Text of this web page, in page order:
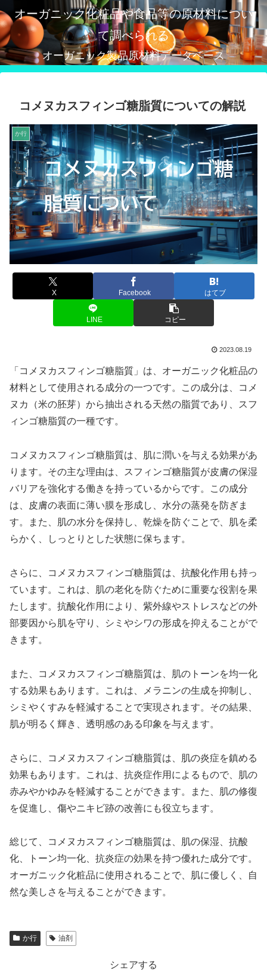
オーガニック化粧品や食品等の原材料につい
て調べられる
オーガニック製品原材料データベース
コメヌカスフィンゴ糖脂質についての解説
か行
X Facebook はてブ
LINE コピー
2023.08.19
「コメヌカスフィンゴ糖脂質」は、オーガニック化粧品の
材料として使用される成分の一つです。この成分は、コメ
ヌカ（米の胚芽）から抽出される天然の脂質であり、スフ
ィンゴ糖脂質の一種です。
コメヌカスフィンゴ糖脂質は、肌に潤いを与える効果があ
ります。その主な理由は、スフィンゴ糖脂質が皮膚の保湿
バリアを強化する働きを持っているからです。この成分
は、皮膚の表面に薄い膜を形成し、水分の蒸発を防ぎま
す。また、肌の水分を保持し、乾燥を防ぐことで、肌を柔
らかく、しっとりとした状態に保ちます。
さらに、コメヌカスフィンゴ糖脂質は、抗酸化作用も持っ
ています。これは、肌の老化を防ぐために重要な役割を果
たします。抗酸化作用により、紫外線やストレスなどの外
部要因から肌を守り、シミやシワの形成を抑えることがで
きます。
また、コメヌカスフィンゴ糖脂質は、肌のトーンを均一化
する効果もあります。これは、メラニンの生成を抑制し、
シミやくすみを軽減することで実現されます。その結果、
肌が明るく輝き、透明感のある印象を与えます。
さらに、コメヌカスフィンゴ糖脂質は、肌の炎症を鎮める
効果もあります。これは、抗炎症作用によるもので、肌の
赤みやかゆみを軽減することができます。また、肌の修復
を促進し、傷やニキビ跡の改善にも役立ちます。
総じて、コメヌカスフィンゴ糖脂質は、肌の保湿、抗酸
化、トーン均一化、抗炎症の効果を持つ優れた成分です。
オーガニック化粧品に使用されることで、肌に優しく、自
然な美しさを与えることができます。
か行 油剤
シェアする